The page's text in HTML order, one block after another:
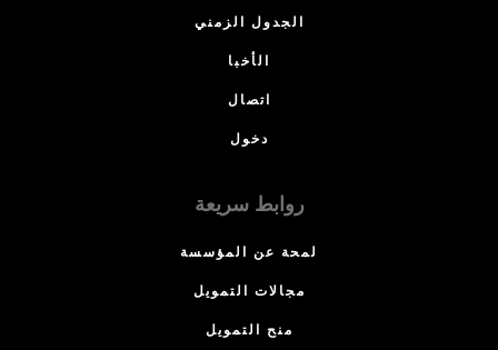
الجدول الزمني
الأخبا
اتصال
دخول
روابط سريعة
لمحة عن المؤسسة
مجالات التمويل
منح التمويل